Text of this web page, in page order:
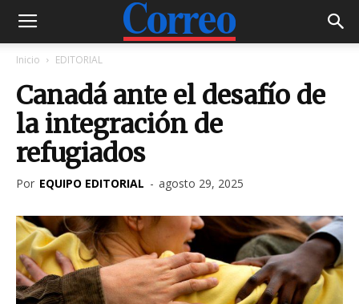
Inicio EDITORIAL
Canadá ante el desafío de
la integración de
refugiados
Por EQUIPO EDITORIAL - agosto 29, 2025